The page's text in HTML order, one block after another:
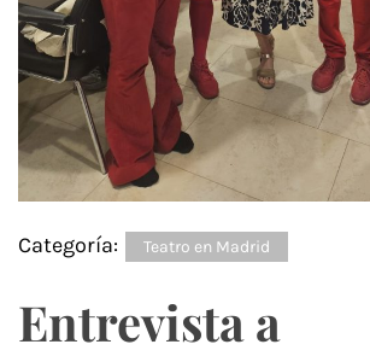
Categoría: Teatro en Madrid
Entrevista a